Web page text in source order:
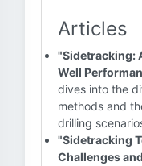
Articles
"Sidetracking:
Well
dives into the
methods and
drilling
"Sidetracking
Challenges